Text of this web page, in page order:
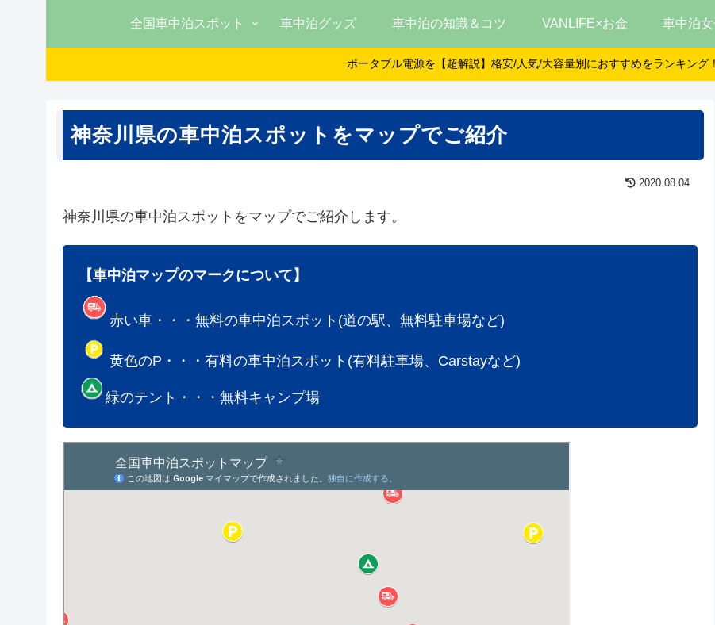
全国車中泊スポット 車中泊グッズ 車中泊の知識＆コツ VANLIFE×お金 車中泊
ポータブル電源を【超解説】格安/人気/大容量別におすすめをランキング！
神奈川県の車中泊スポットをマップでご紹介
2020.08.04
神奈川県の車中泊スポットをマップでご紹介します。
【車中泊マップのマークについて】
赤い車・・・無料の車中泊スポット(道の駅、無料駐車場など)
黄色のP・・・有料の車中泊スポット(有料駐車場、Carstayなど)
緑のテント・・・無料キャンプ場